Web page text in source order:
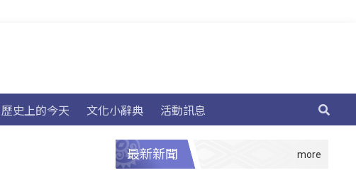
歷史上的今天 文化小辭典 活動訊息
最新新聞